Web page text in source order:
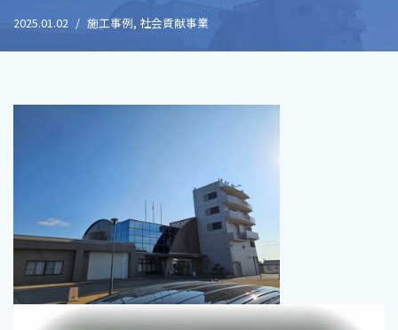
キ
ッ
2025.01.02 施工事例, 社会貢献事業